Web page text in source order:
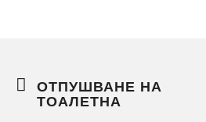
ОТПУШВАНЕ НА
ТОАЛЕТНА